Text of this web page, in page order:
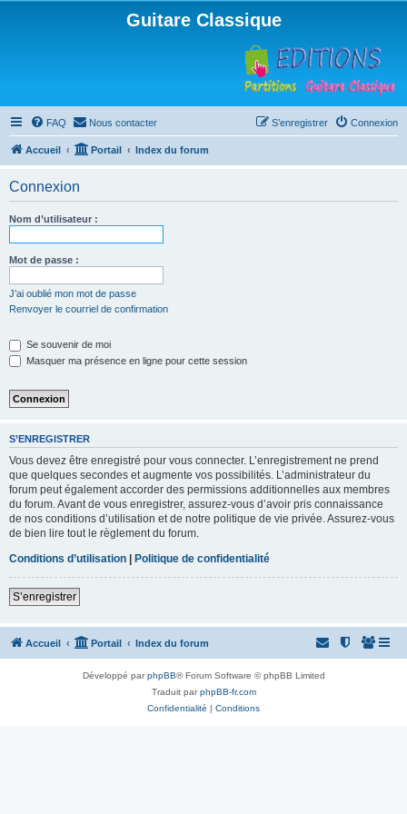
Guitare Classique
FAQ Nous contacter Connexion
S’enregistrer
Accueil Portail Index du forum
Connexion
Nom d’utilisateur :
Mot de passe :
J’ai oublié mon mot de passe
Renvoyer le courriel de confirmation
Se souvenir de moi
Masquer ma présence en ligne pour cette session
S’ENREGISTRER
Vous devez être enregistré pour vous connecter. L’enregistrement ne prend
que quelques secondes et augmente vos possibilités. L’administrateur du
forum peut également accorder des permissions additionnelles aux membres
du forum. Avant de vous enregistrer, assurez-vous d’avoir pris connaissance
de nos conditions d’utilisation et de notre politique de vie privée. Assurez-vous
de bien lire tout le règlement du forum.
Conditions d’utilisation | Politique de confidentialité
S’enregistrer
Accueil Portail Index du forum
Développé parphpBB® Forum Software © phpBB Limited
Traduit parphpBB-fr.com
Confidentialité | Conditions